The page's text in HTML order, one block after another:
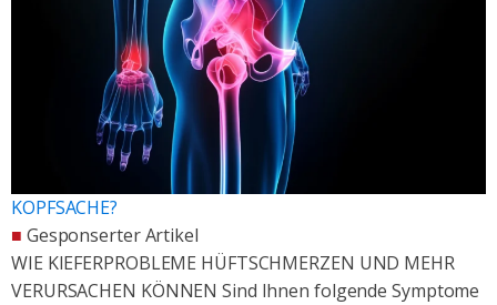
KOPFSACHE?
■ Gesponserter Artikel
WIE KIEFERPROBLEME HÜFTSCHMERZEN UND MEHR
VERURSACHEN KÖNNEN Sind Ihnen folgende Symptome